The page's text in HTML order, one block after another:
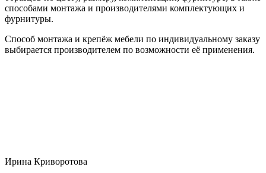
способами монтажа и производителями комплектующих и
фурнитуры.
Способ монтажа и крепёж мебели по индивидуальному заказу
выбирается производителем по возможности её применения.
Ирина Криворотова